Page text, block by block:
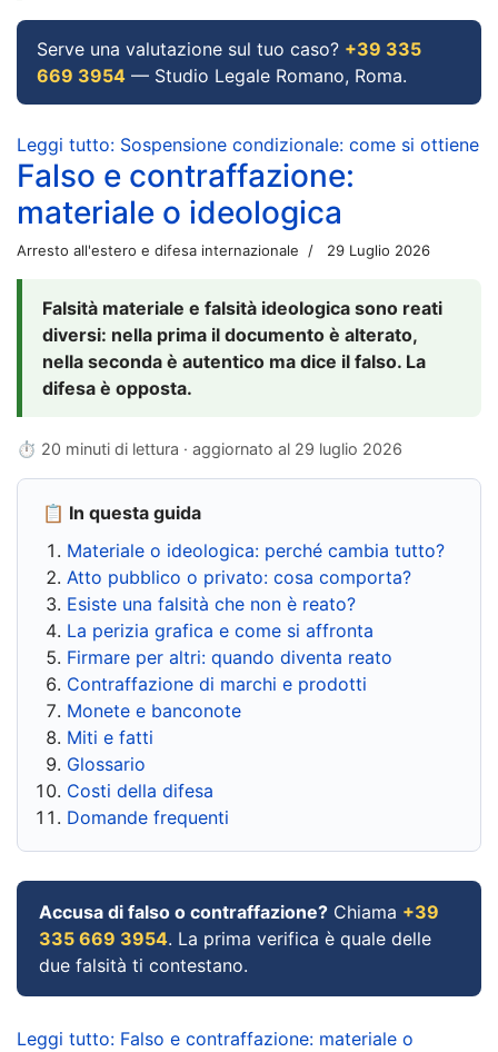
Serve una valutazione sul tuo caso? +39 335
669 3954 — Studio Legale Romano, Roma.
Leggi tutto: Sospensione condizionale: come si ottiene
Falso e contraffazione:
materiale o ideologica
Arresto all'estero e difesa internazionale 29 Luglio 2026
Falsità materiale e falsità ideologica sono reati
diversi: nella prima il documento è alterato,
nella seconda è autentico ma dice il falso. La
difesa è opposta.
⏱ 20 minuti di lettura · aggiornato al 29 luglio 2026
📋 In questa guida
Materiale o ideologica: perché cambia tutto?
Atto pubblico o privato: cosa comporta?
Esiste una falsità che non è reato?
La perizia grafica e come si affronta
Firmare per altri: quando diventa reato
Contraffazione di marchi e prodotti
Monete e banconote
Miti e fatti
Glossario
Costi della difesa
Domande frequenti
Accusa di falso o contraffazione? Chiama +39
335 669 3954. La prima verifica è quale delle
due falsità ti contestano.
Leggi tutto: Falso e contraffazione: materiale o